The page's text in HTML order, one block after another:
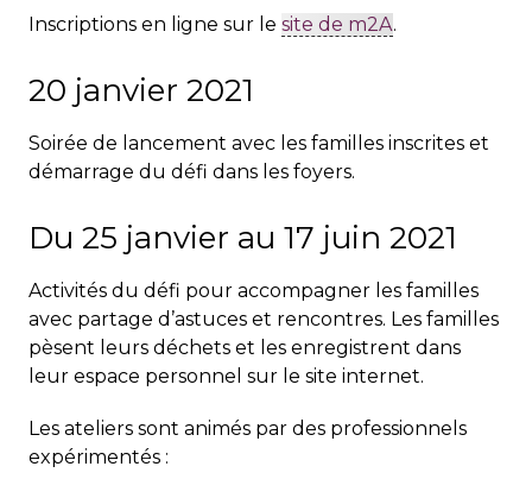
Inscriptions en ligne sur le site de m2A.
20 janvier 2021
Soirée de lancement avec les familles inscrites et
démarrage du défi dans les foyers.
Du 25 janvier au 17 juin 2021
Activités du défi pour accompagner les familles
avec partage d’astuces et rencontres. Les familles
pèsent leurs déchets et les enregistrent dans
leur espace personnel sur le site internet.
Les ateliers sont animés par des professionnels
expérimentés :